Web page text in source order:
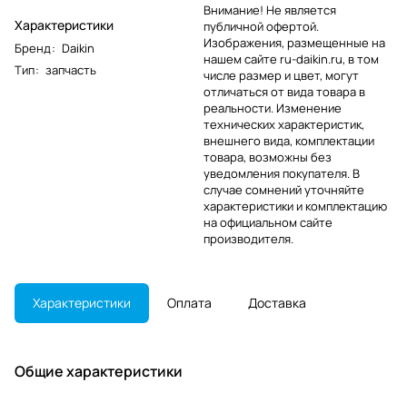
Характеристики
Бренд: Daikin
Тип: запчасть
Внимание! Не является
публичной офертой.
Изображения, размещенные на
нашем сайте ru-daikin.ru, в том
числе размер и цвет, могут
отличаться от вида товара в
реальности. Изменение
технических характеристик,
внешнего вида, комплектации
товара, возможны без
уведомления покупателя. В
случае сомнений уточняйте
характеристики и комплектацию
на официальном сайте
производителя.
Характеристики Оплата Доставка
Общие характеристики